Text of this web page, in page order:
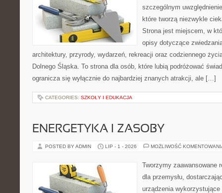
szczególnym
które tworzą niezwykle
Strona jest miejscem, w
opisy dotyczące
architektury, przyrody, wydarzeń, rekreacji oraz codziennego
Dolnego Śląska. To strona dla osób, które lubią podróżować
ogranicza się wyłącznie do najbardziej znanych atrakcji, ale […]
CATEGORIES: SZKOŁY I EDUKACJA
ENERGETYKA I ZASOBY
POSTED BY ADMIN LIP - 1 - 2026 MOŻLIWOŚĆ
Tworzymy zaawansowane
dla przemysłu,
urządzenia wykorzystujące